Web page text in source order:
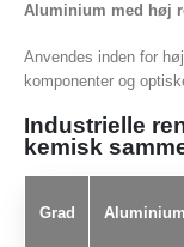
Aluminium med høj
Anvendes inden for
komponenter og
Industrielle
kemisk
Grad